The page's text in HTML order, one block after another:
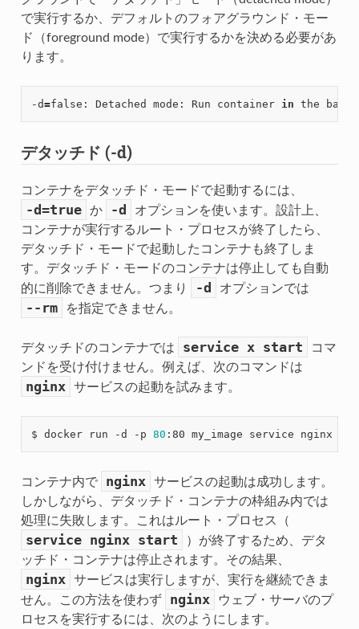
で実行するか、デフォルトのフォアグラウンド・モー
ド（foreground mode）で実行するかを決める必要があ
ります。
-d=false: Detached mode: Run container in
デタッチド (-d)
コンテナをデタッチド・モードで起動するには、
-d=true か -d
オプションを使います。設計上、
コンテナが実行するルート・プロセスが終了したら、
デタッチド・モードで起動したコンテナも終了しま
す。デタッチド・モードのコンテナは停止しても自動
的に削除できません。つまり
-d オプションでは
--rm を指定できません。
デタッチドのコンテナでは service x start
コマ
ンドを受け付けません。例えば、次のコマンドは
nginx サービスの起動を試みます。
$ docker run -d -p 80
コンテナ内で nginx
サービスの起動は成功します。
しかしながら、デタッチド・コンテナの枠組み内では
処理に失敗します。これはルート・プロセス（
service nginx start
）が終了するため、デタ
ッチド・コンテナは停止されます。その結果、
nginx
サービスは実行しますが、実行を継続できま
せん。この方法を使わず
nginx
ウェブ・サーバのプ
ロセスを実行するには、次のようにします。